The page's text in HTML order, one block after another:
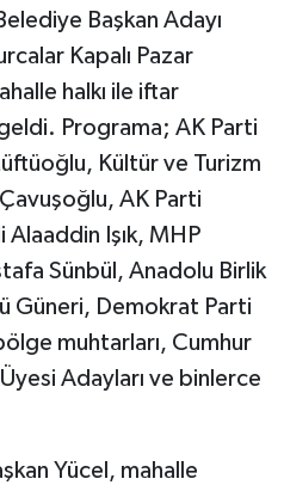
Başkan Adayı
Kapalı Pazar
halkı ile iftar
Programa; AK Parti
Kültür ve Turizm
Çavuşoğlu, AK Parti
Alaaddin Işık, MHP
Sünbül, Anadolu Birlik
Güneri, Demokrat Parti
muhtarları, Cumhur
Adayları ve binlerce
Yücel, mahalle